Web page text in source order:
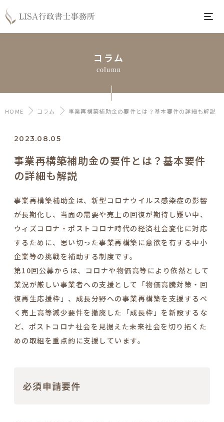
コラム
column
HOME コラム 事業再構築補助金の要件とは？基本要件の詳細も解説
2023.08.05
事業再構築補助金の要件とは？基本要件
の詳細も解説
事業再構築補助金は、 新型コロナウイルス感染症の影響
が長期化し、当面の需要や売上の回復が期待し難い中、
ウィズコロナ・ポストコロナ時代の経済社会変化に対応
するために、思い切った事業再構築に意欲を有する中小
企業等の挑戦を補助する制度です。
第10回公募からは、コロナや物価高等により依然として
業況が厳しい事業者への支援として「物価高騰対策・回
復再生応援枠」、成長分野への事業再構築を支援するべ
く売上高等減少要件を撤廃した「成長枠」を新設するな
ど、ポストコロナ社会を見据えた未来社会を切り拓くた
めの取組を重点的に支援しています。
必須申請要件